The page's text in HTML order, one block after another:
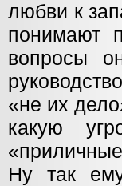
любви к
понимают
вопросы
«не их
какую
Ну так